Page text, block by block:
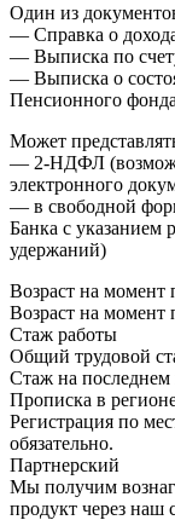
Один из
— Справка о
— Выписка по
— Выписка о
Пенсионного
Может
— 2-НДФЛ
электронного
— в свободной
Банка с указанием
удержаний)
Возраст на момент
Возраст на
Стаж работы
Общий трудовой
Стаж на
Прописка в
Регистрация по
обязательно.
Партнерский
Мы получим
продукт через наш